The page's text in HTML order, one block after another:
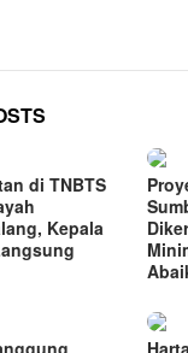
di TNBTS
Kepala